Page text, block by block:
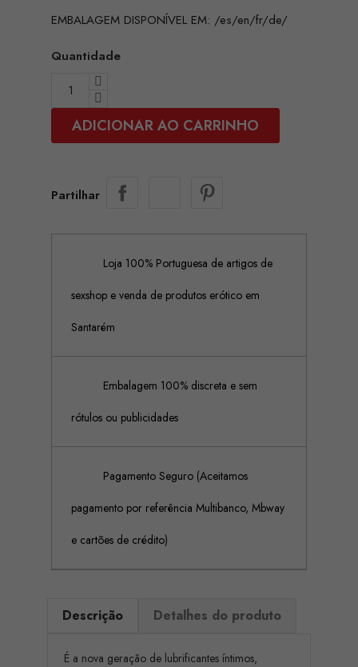
EMBALAGEM DISPONÍVEL EM: /es/en/fr/de/
Quantidade
ADICIONAR AO CARRINHO
Partilhar
Loja 100% Portuguesa de artigos de
sexshop e venda de produtos erótico em
Santarém
Embalagem 100% discreta e sem
rótulos ou publicidades
Pagamento Seguro (Aceitamos
pagamento por referência Multibanco, Mbway
e cartões de crédito)
Descrição Detalhes do produto
É a nova geração de lubrificantes íntimos,